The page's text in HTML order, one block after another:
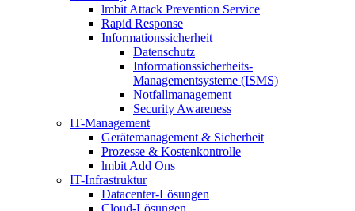
lmbit Attack Prevention Service
Rapid Response
Informationssicherheit
Datenschutz
Informationssicherheits-
Managementsysteme (ISMS)
Notfallmanagement
Security Awareness
IT-Management
Gerätemanagement & Sicherheit
Prozesse & Kostenkontrolle
lmbit Add Ons
IT-Infrastruktur
Datacenter-Lösungen
Cloud-Lösungen